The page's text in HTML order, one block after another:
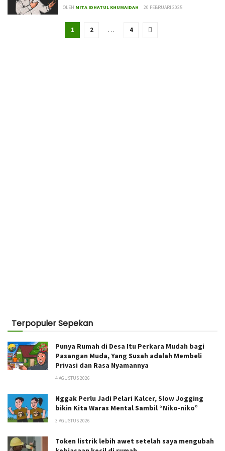
OLEH MITA IDHATUL KHUMAIDAH 20 FEBRUARI 2025
1 2 … 4
Terpopuler Sepekan
Punya Rumah di Desa Itu Perkara Mudah bagi
Pasangan Muda, Yang Susah adalah Membeli
Privasi dan Rasa Nyamannya
4 AGUSTUS 2026
Nggak Perlu Jadi Pelari Kalcer, Slow Jogging
bikin Kita Waras Mental Sambil “Niko-niko”
3 AGUSTUS 2026
Token listrik lebih awet setelah saya mengubah